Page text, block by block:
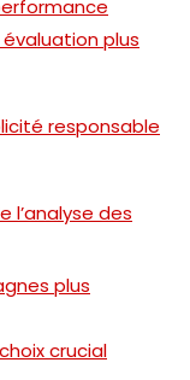
plus
responsable
l’analyse des
plus
crucial